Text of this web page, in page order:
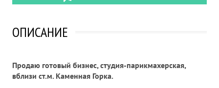
ОПИСАНИЕ
Продаю готовый бизнес, студия-парикмахерская,
вблизи ст.м. Каменная Горка.